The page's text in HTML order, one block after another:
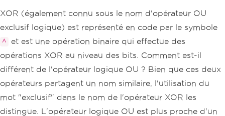
XOR (également connu sous le nom d'opérateur OU
exclusif logique) est représenté en code par le symbole
^
et est une opération binaire qui effectue des
opérations XOR au niveau des bits. Comment est-il
différent de l'opérateur logique OU ? Bien que ces deux
opérateurs partagent un nom similaire, l'utilisation du
mot "exclusif" dans le nom de l'opérateur XOR les
distingue. L'opérateur logique OU est plus proche d'un